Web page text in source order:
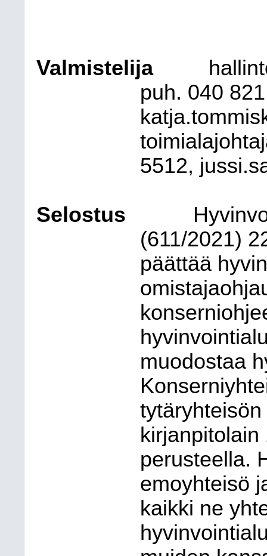
Valmistelija
puh. 040
5512,
Selostus
(611/2021)
päättää
muodostaa
perusteella.
emoyhteisö
kaikki ne